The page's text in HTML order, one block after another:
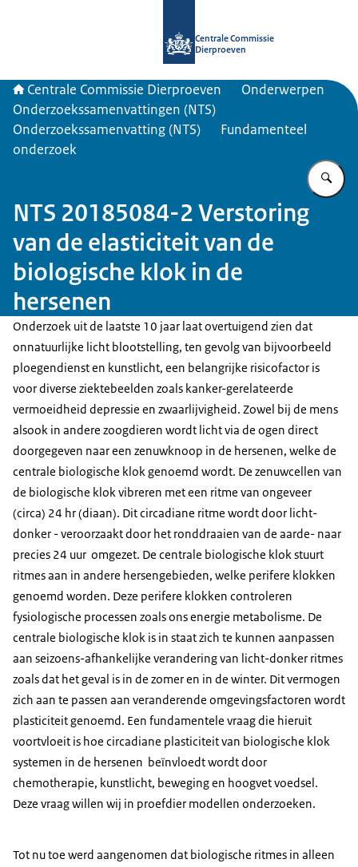
Centrale Commissie
Dierproeven
Centrale Commissie Dierproeven
Onderwerpen
Onderzoekssamenvattingen (NTS)
Onderzoekssamenvatting (NTS)
Fundamenteel
onderzoek
NTS 20185084-2 Verstoring
van de elasticiteit van de
biologische klok in de
hersenen
Onderzoek uit de laatste 10 jaar laat overtuigend zien dat
onnatuurlijke licht blootstelling, ten gevolg van bijvoorbeeld
ploegendienst en kunstlicht, een belangrijke risicofactor is
voor diverse ziektebeelden zoals kanker-gerelateerde
vermoeidheid depressie en zwaarlijvigheid. Zowel bij de mens
alsook in andere zoogdieren wordt licht via de ogen direct
doorgegeven naar een zenuwknoop in de hersenen, welke de
centrale biologische klok genoemd wordt. De zenuwcellen van
de biologische klok vibreren met een ritme van ongeveer
(circa) 24 hr (diaan). Dit circadiane ritme wordt door licht-
donker - veroorzaakt door het ronddraaien van de aarde- naar
precies 24 uur omgezet. De centrale biologische klok stuurt
ritmes aan in andere hersengebieden, welke perifere klokken
genoemd worden. Deze perifere klokken controleren
fysiologische processen zoals ons energie metabolisme. De
centrale biologische klok is in staat zich te kunnen aanpassen
aan seizoens-afhankelijke verandering van licht-donker ritmes
zoals dat het geval is in de zomer en in de winter. Dit vermogen
zich aan te passen aan veranderende omgevingsfactoren wordt
plasticiteit genoemd. Een fundamentele vraag die hieruit
voortvloeit is hoe circadiane plasticiteit van biologische klok
systemen in de hersenen beïnvloedt wordt door
chemotherapie, kunstlicht, beweging en hoogvet voedsel.
Deze vraag willen wij in proefdier modellen onderzoeken.
Tot nu toe werd aangenomen dat biologische ritmes in alleen